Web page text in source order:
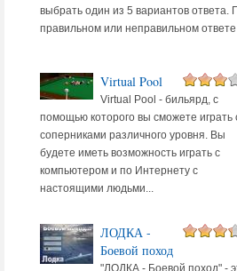
выбрать один из 5 вариантов ответа.
правильном или неправильном
Virtual Pool
Virtual Pool - бильярд, с
помощью которого вы сможете играть
соперниками различного уровня. Вы
будете иметь возможность играть с
компьютером и по Интернету с
настоящими людьми...
ЛОДКА -
Боевой поход
"ЛОДКА - Боевой поход" -